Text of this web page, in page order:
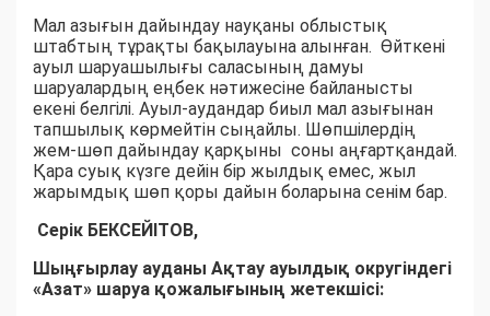
Мал азығын дайындау науқаны облыстық
штабтың тұрақты бақылауына алынған. Өйткені
ауыл шаруашылығы саласының дамуы
шаруалардың еңбек нәтижесіне байланысты
екені белгілі. Ауыл-аудандар биыл мал азығынан
тапшылық көрмейтін сыңайлы. Шөпшілердің
жем-шөп дайындау қарқыны соны аңғартқандай.
Қара суық күзге дейін бір жылдық емес, жыл
жарымдық шөп қоры дайын боларына сенім бар.
Серік БЕКСЕЙІТОВ,
Шыңғырлау ауданы Ақтау ауылдық округіндегі
«Азат» шаруа қожалығының жетекшісі: